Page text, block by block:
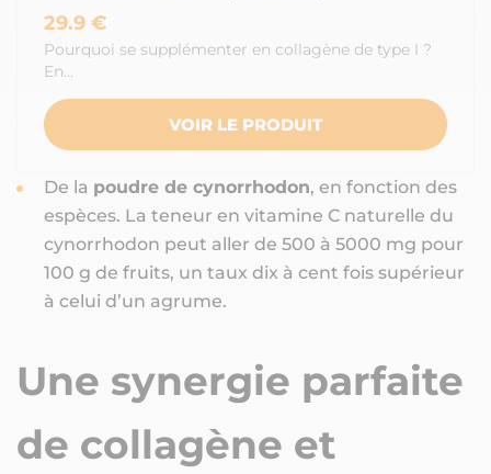
29.9 €
Pourquoi se supplémenter en collagène de type I ?
En…
VOIR LE PRODUIT
De la poudre de cynorrhodon, en fonction des
espèces. La teneur en vitamine C naturelle du
cynorrhodon peut aller de 500 à 5000 mg pour
100 g de fruits, un taux dix à cent fois supérieur
à celui d’un agrume.
Une synergie parfaite
de collagène et